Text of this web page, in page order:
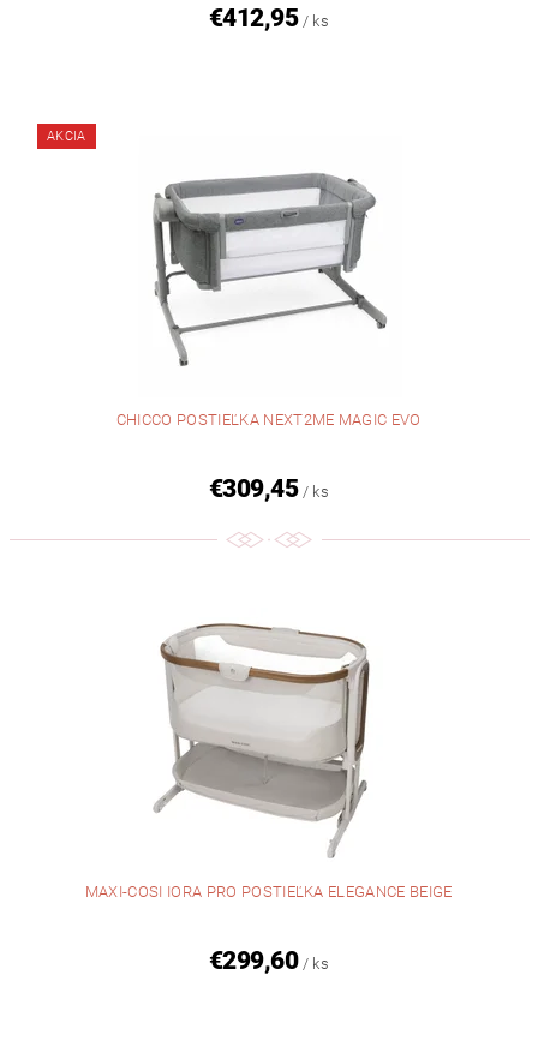
€412,95 / ks
AKCIA
CHICCO POSTIEĽKA NEXT2ME MAGIC EVO
€309,45 / ks
MAXI-COSI IORA PRO POSTIEĽKA ELEGANCE BEIGE
€299,60 / ks